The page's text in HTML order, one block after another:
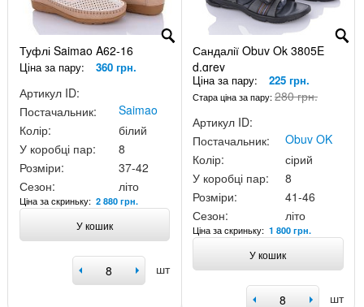
Туфлі Saimao A62-16
Ціна за пару: 360 грн.
Артикул ID:
Постачальник:
Saimao
Колір:
білий
У коробці пар:
8
Розміри:
37-42
Сезон:
літо
Ціна за скриньку: 2 880 грн.
У кошик
шт
Сандалії Obuv Ok 3805E
d.grey
Ціна за пару: 225 грн.
Стара ціна за пару:280 грн.
Артикул ID:
Постачальник:
Obuv OK
Колір:
сірий
У коробці пар:
8
Розміри:
41-46
Сезон:
літо
Ціна за скриньку:1 800 грн.
У кошик
шт